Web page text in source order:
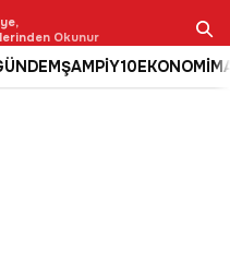
Okunur
ŞAMPİY10EKONOMİ
Ara